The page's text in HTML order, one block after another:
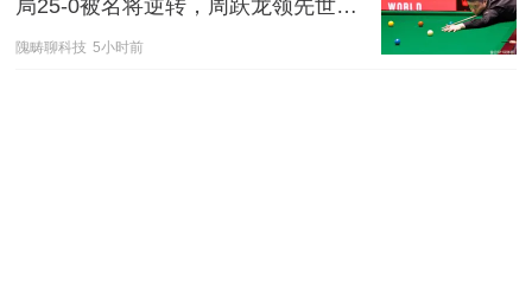
局25-0被名将逆转，周跃龙领先世界
隗畴聊科技 5小时前